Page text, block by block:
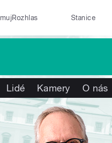
mujRozhlas Stanice
Lidé Kamery O nás